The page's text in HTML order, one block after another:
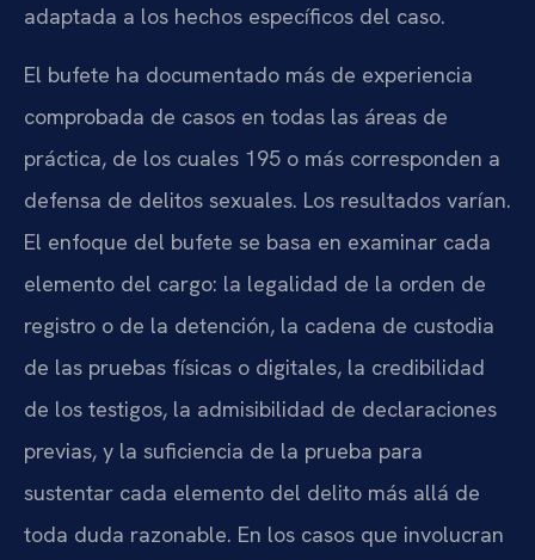
adaptada a los hechos específicos del caso.
El bufete ha documentado más de experiencia
comprobada de casos en todas las áreas de
práctica, de los cuales 195 o más corresponden a
defensa de delitos sexuales. Los resultados varían.
El enfoque del bufete se basa en examinar cada
elemento del cargo: la legalidad de la orden de
registro o de la detención, la cadena de custodia
de las pruebas físicas o digitales, la credibilidad
de los testigos, la admisibilidad de declaraciones
previas, y la suficiencia de la prueba para
sustentar cada elemento del delito más allá de
toda duda razonable. En los casos que involucran